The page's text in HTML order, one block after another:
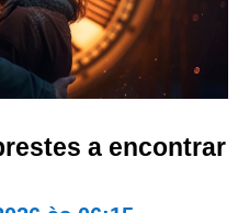
a encontrar